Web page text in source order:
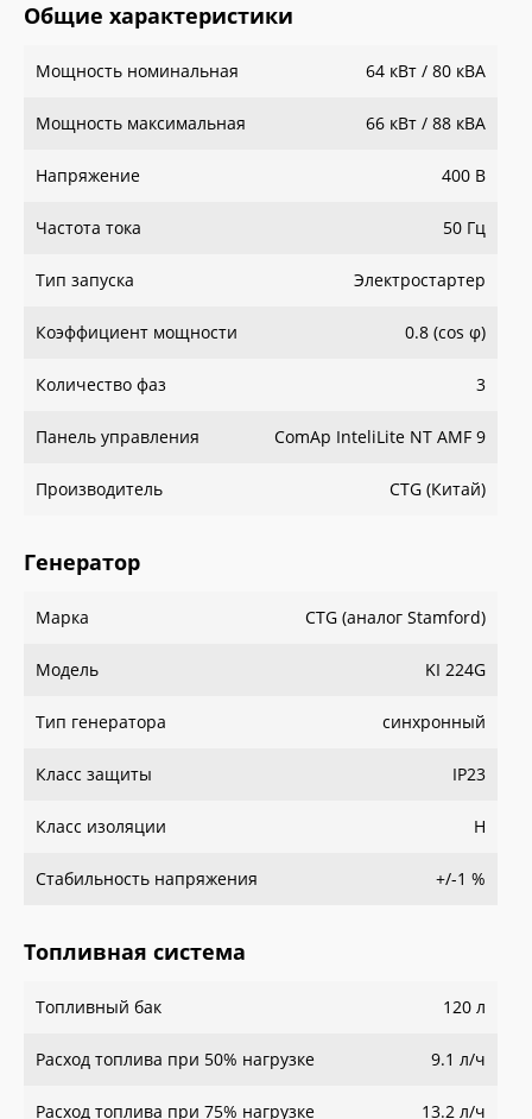
Общие характеристики
Мощность номинальная 64 кВт / 80 кВА
Мощность максимальная 66 кВт / 88 кВА
Напряжение 400 В
Частота тока 50 Гц
Тип запуска Электростартер
Коэффициент мощности 0.8 (сos φ)
Количество фаз 3
Панель управления ComAp InteliLite NT AMF 9
Производитель CTG (Китай)
Генератор
Марка CTG (аналог Stamford)
Модель KI 224G
Тип генератора синхронный
Класс защиты IP23
Класс изоляции H
Стабильность напряжения +/-1 %
Топливная система
Топливный бак 120 л
Расход топлива при 50% нагрузке 9.1 л/ч
Расход топлива при 75% нагрузке 13.2 л/ч